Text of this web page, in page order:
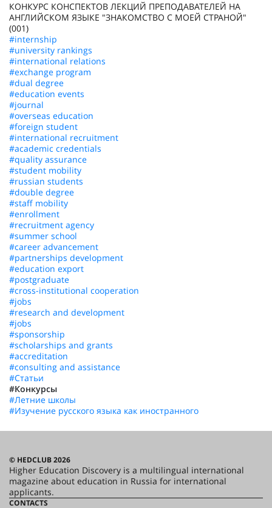
КОНКУРС КОНСПЕКТОВ ЛЕКЦИЙ ПРЕПОДАВАТЕЛЕЙ НА
АНГЛИЙСКОМ ЯЗЫКЕ "ЗНАКОМСТВО С МОЕЙ СТРАНОЙ"
(001)
#internship
#university rankings
#international relations
#exchange program
#dual degree
#education events
#journal
#overseas education
#foreign student
#international recruitment
#academic credentials
#quality assurance
#student mobility
#russian students
#double degree
#staff mobility
#enrollment
#recruitment agency
#summer school
#career advancement
#partnerships development
#education export
#postgraduate
#cross-institutional cooperation
#jobs
#research and development
#jobs
#sponsorship
#scholarships and grants
#accreditation
#consulting and assistance
#Статьи
#Конкурсы
#Летние школы
#Изучение русского языка как иностранного
© HEDCLUB 2026
Higher Education Discovery is a multilingual international
magazine about education in Russia for international
applicants.
CONTACTS